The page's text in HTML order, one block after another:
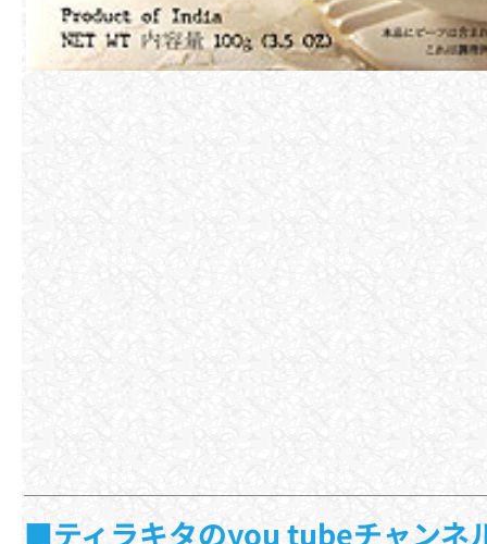
■ティラキタのyou tubeチャンネ